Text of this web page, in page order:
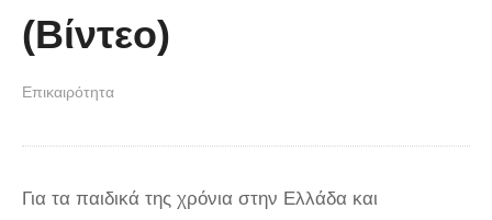
(Βίντεο)
Επικαιρότητα
Για τα παιδικά της χρόνια στην Ελλάδα και